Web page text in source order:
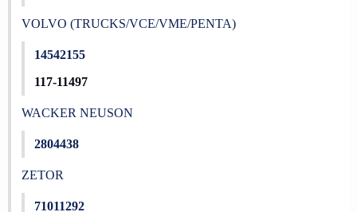
VOLVO (TRUCKS/VCE/VME/PENTA)
14542155
117-11497
WACKER NEUSON
2804438
ZETOR
71011292